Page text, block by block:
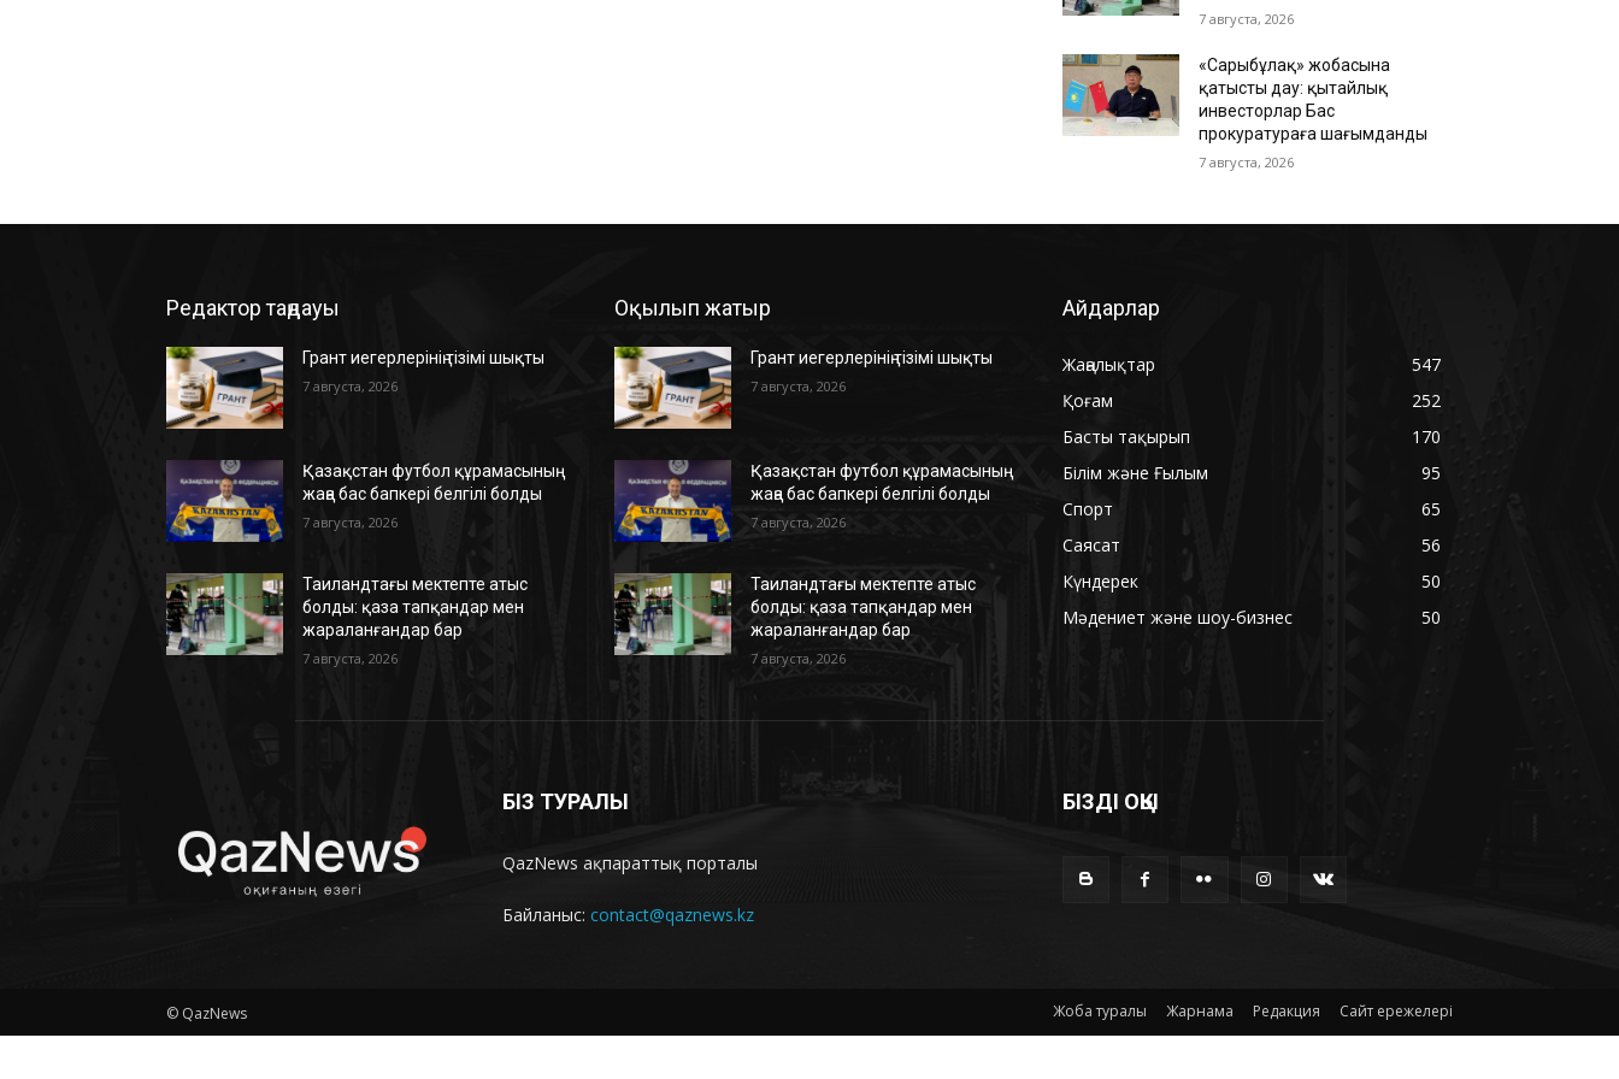
7 августа, 2026
«Сарыбұлақ» жобасына
қатысты дау: қытайлық
инвесторлар Бас
прокуратураға шағымданды
7 августа, 2026
Редактор таңдауы
Грант иегерлерінің тізімі шықты
7 августа, 2026
Қазақстан футбол құрамасының
жаңа бас бапкері белгілі болды
7 августа, 2026
Таиландтағы мектепте атыс
болды: қаза тапқандар мен
жараланғандар бар
7 августа, 2026
Оқылып жатыр
Грант иегерлерінің тізімі шықты
7 августа, 2026
Қазақстан футбол құрамасының
жаңа бас бапкері белгілі болды
7 августа, 2026
Таиландтағы мектепте атыс
болды: қаза тапқандар мен
жараланғандар бар
7 августа, 2026
Айдарлар
Жаңалықтар
547
Қоғам
252
Басты тақырып
170
Білім және Ғылым
95
Спорт
65
Саясат
56
Күндерек
50
Мәдениет және шоу-бизнес
50
БІЗ ТУРАЛЫ
QazNews ақпараттық порталы
Байланыс: contact@qaznews.kz
БІЗДІ ОҚЫ
© QazNews Жоба туралы Жарнама Редакция Сайт ережелері